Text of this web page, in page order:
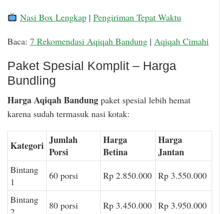
Nasi Box Lengkap| Pengiriman Tepat Waktu
Baca: 7 Rekomendasi Aqiqah Bandung | Aqiqah Cimahi
Paket Spesial Komplit – Harga
Bundling
Harga Aqiqah Bandung paket spesial lebih hemat
karena sudah termasuk nasi kotak:
Kategori Jumlah
Porsi
Harga
Betina
Harga
Jantan
Bintang
1
60 porsi Rp 2.850.000 Rp 3.550.000
Bintang
2
80 porsi Rp 3.450.000 Rp 3.950.000